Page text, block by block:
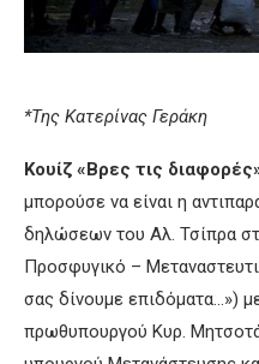
*Της Κατερίνας Γεράκη
Κουίζ «Βρες τις
μπορούσε να είναι η
δηλώσεων του Αλ. Τσίπρα
Προσφυγικό –
σας δίνουμε επιδόματα…»)
πρωθυπουργού Κυρ.